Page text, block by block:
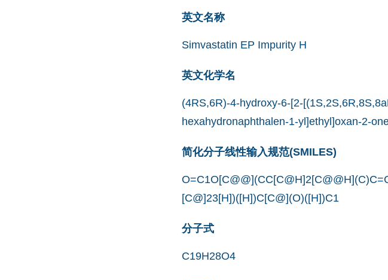
英文名称
Simvastatin EP Impurity H
英文化学名
(4RS,6R)-4-hydroxy-6-[2-
hexahydronaphthalen-1-yl]ethyl]oxan-2-
简化分子线性输入规范(SMILES)
[C@]23[H])([H])C[C@](O)([H])C1
分子式
C19H28O4